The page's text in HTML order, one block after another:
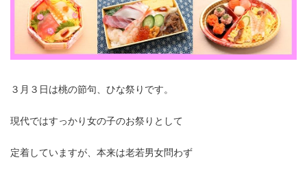
３月３日は桃の節句、ひな祭りです。
現代ではすっかり女の子のお祭りとして
定着していますが、本来は老若男女問わず